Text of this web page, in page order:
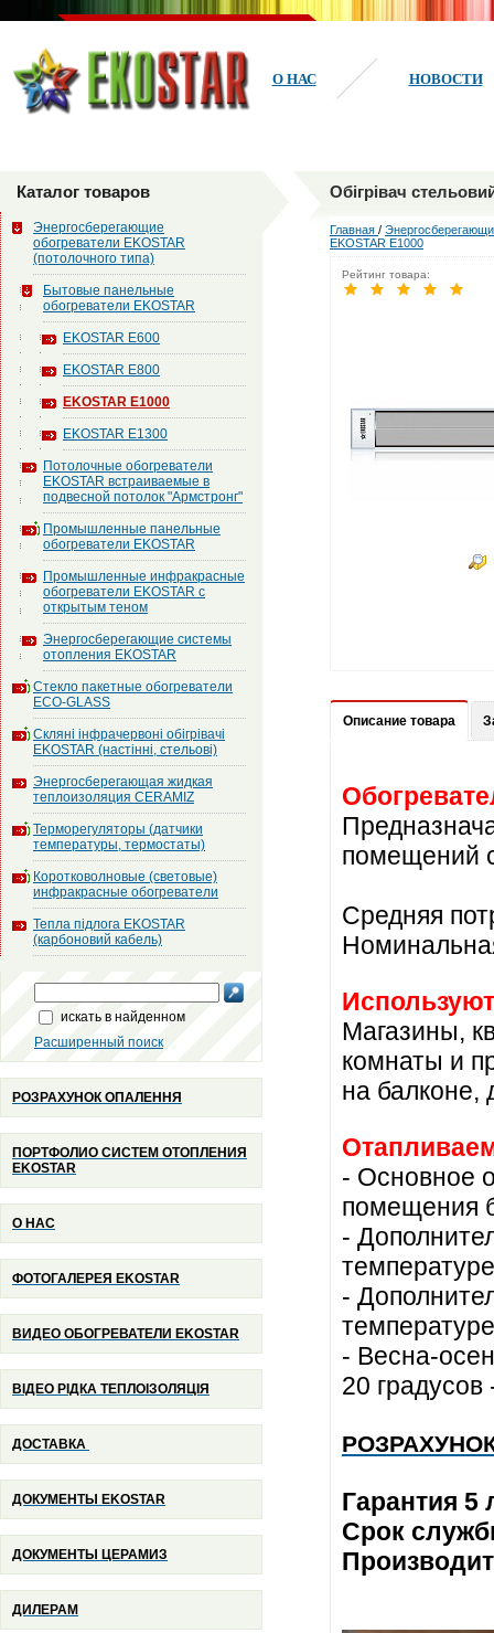
О НАС НОВОСТИ
Каталог товаров
Энергосберегающие
обогреватели EKOSTAR
(потолочного типа)
Бытовые панельные
обогреватели EKOSTAR
EKOSTAR Е600
EKOSTAR Е800
EKOSTAR Е1000
EKOSTAR Е1300
Потолочные обогреватели
EKOSTAR встраиваемые в
подвесной потолок "Армстронг"
Промышленные панельные
обогреватели EKOSTAR
Промышленные инфракрасные
обогреватели EKOSTAR с
открытым теном
Энергосберегающие системы
отопления EKOSTAR
Стекло пакетные обогреватели
ECO-GLASS
Скляні інфрачервоні обігрівачі
EKOSTAR (настінні, стельові)
Энергосберегающая жидкая
теплоизоляция CERAMIZ
Терморегуляторы (датчики
температуры, термостаты)
Коротковолновые (световые)
инфракрасные обогреватели
Тепла підлога EKOSTAR
(карбоновий кабель)
искать в найденном
Расширенный поиск
РОЗРАХУНОК ОПАЛЕННЯ
ПОРТФОЛИО СИСТЕМ ОТОПЛЕНИЯ
EKOSTAR
О НАС
ФОТОГАЛЕРЕЯ EKOSTAR
ВИДЕО ОБОГРЕВАТЕЛИ EKOSTAR
ВІДЕО РІДКА ТЕПЛОІЗОЛЯЦІЯ
ДОСТАВКА
ДОКУМЕНТЫ EKOSTAR
ДОКУМЕНТЫ ЦЕРАМИЗ
ДИЛЕРАМ
Обігрівач
Главная /
EKOSTAR Е1000
Рейтинг товара:
Описание товара
помещений
Средняя
Магазины,
комнаты и
на балконе,
- Основное
помещения
-
-
- Весна-
20 градусов
Гарантия 5
Срок